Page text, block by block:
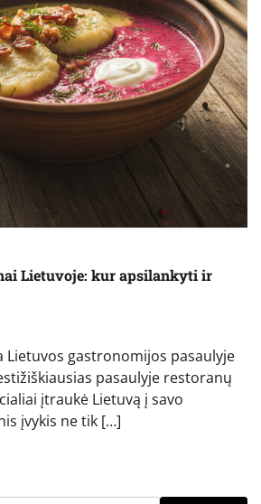
Lietuvoje: kur apsilankyti ir
Lietuvos gastronomijos pasaulyje
pasaulyje restoranų
įtraukė Lietuvą į savo
įvykis ne tik […]